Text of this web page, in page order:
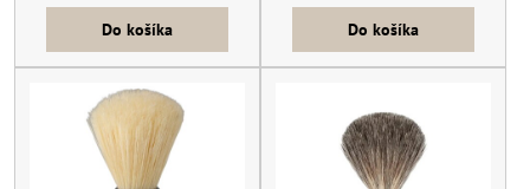
Do košíka Do košíka